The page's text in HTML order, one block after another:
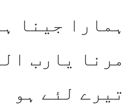
ہمارا جینا
مرنا یارب
تیرے لئے ہو